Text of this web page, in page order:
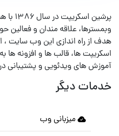
پرشین
وبمسترها، علاقه مندان و فعالین
هدف از راه اندازی این وب سایت ،
اسکریپت ها، قالب ها و افزونه ها
آموزش های ویدئویی و پشتیبانی
خدمات دیگر
میزبانی وب